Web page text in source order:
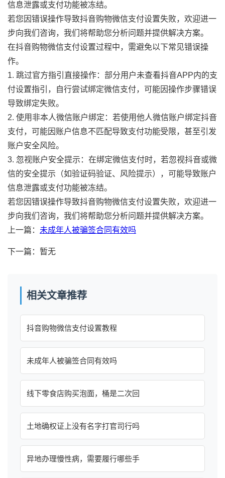
信息泄露或支付功能被冻结。
若您因错误操作导致抖音购物微信支付设置失败，欢迎进一
步向我们咨询，我们将帮助您分析问题并提供解决方案。
在抖音购物微信支付设置过程中，需避免以下常见错误操
作。
1. 跳过官方指引直接操作：部分用户未查看抖音APP内的支
付设置指引，自行尝试绑定微信支付，可能因操作步骤错误
导致绑定失败。
2. 使用非本人微信账户绑定：若使用他人微信账户绑定抖音
支付，可能因账户信息不匹配导致支付功能受限，甚至引发
账户安全风险。
3. 忽视账户安全提示：在绑定微信支付时，若忽视抖音或微
信的安全提示（如验证码验证、风险提示），可能导致账户
信息泄露或支付功能被冻结。
若您因错误操作导致抖音购物微信支付设置失败，欢迎进一
步向我们咨询，我们将帮助您分析问题并提供解决方案。
上一篇： 未成年人被骗签合同有效吗
下一篇：暂无
相关文章推荐
抖音购物微信支付设置教程
未成年人被骗签合同有效吗
线下零食店购买泡面，桶是二次回
土地确权证上没有名字打官司行吗
异地办理慢性病，需要履行哪些手